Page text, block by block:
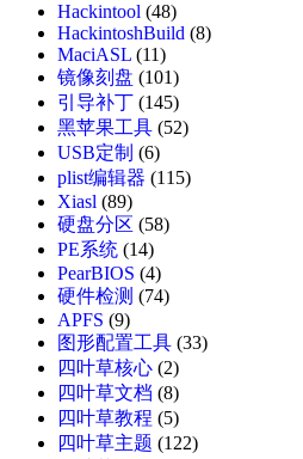
Hackintool (48)
HackintoshBuild (8)
MaciASL (11)
镜像刻盘 (101)
引导补丁 (145)
黑苹果工具 (52)
USB定制 (6)
plist编辑器 (115)
Xiasl (89)
硬盘分区 (58)
PE系统 (14)
PearBIOS (4)
硬件检测 (74)
APFS (9)
图形配置工具 (33)
四叶草核心 (2)
四叶草文档 (8)
四叶草教程 (5)
四叶草主题 (122)